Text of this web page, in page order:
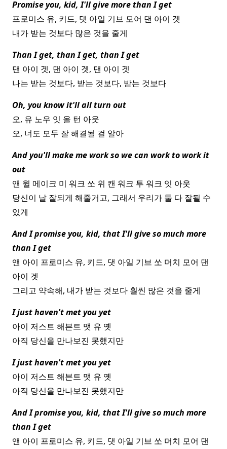
Promise you, kid, I'll give more than I get
프로미스 유, 키드, 댓 아일 기브 모어 댄 아이 겟
내가 받는 것보다 많은 것을 줄게
Than I get, than I get, than I get
댄 아이 겟, 댄 아이 겟, 댄 아이 겟
나는 받는 것보다, 받는 것보다, 받는 것보다
Oh, you know it'll all turn out
오, 유 노우 잇 올 턴 아웃
오, 너도 모두 잘 해결될 걸 알아
And you'll make me work so we can work to work it
out
앤 윌 메이크 미 워크 쏘 위 캔 워크 투 워크 잇 아웃
당신이 날 잘되게 해줄거고, 그래서 우리가 둘 다 잘될 수
있게
And I promise you, kid, that I'll give so much more
than I get
앤 아이 프로미스 유, 키드, 댓 아일 기브 쏘 머치 모어 댄
아이 겟
그리고 약속해, 내가 받는 것보다 훨씬 많은 것을 줄게
I just haven't met you yet
아이 저스트 해븐트 맷 유 옛
아직 당신을 만나보진 못했지만
I just haven't met you yet
아이 저스트 해븐트 맷 유 옛
아직 당신을 만나보진 못했지만
And I promise you, kid, that I'll give so much more
than I get
앤 아이 프로미스 유, 키드, 댓 아일 기브 쏘 머치 모어 댄